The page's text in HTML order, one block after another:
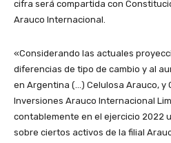
cifra será compartida con
Arauco Internacional.
«Considerando las actuales
diferencias de tipo de cambio y al
en Argentina (…) Celulosa Arauco, y
Inversiones Arauco Internacional
contablemente en el ejercicio 2022
sobre ciertos activos de la filial